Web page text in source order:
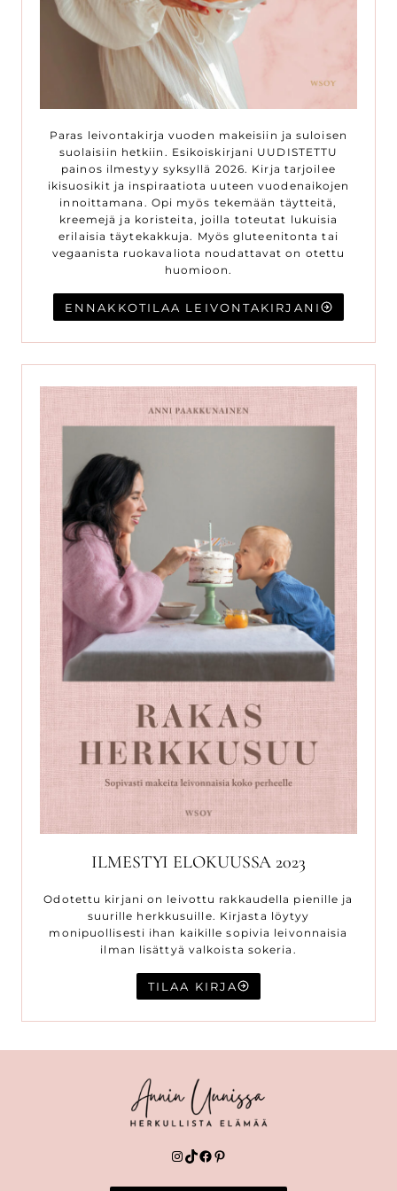
Paras leivontakirja vuoden makeisiin ja suloisen
suolaisiin hetkiin. Esikoiskirjani UUDISTETTU
painos ilmestyy syksyllä 2026. Kirja tarjoilee
ikisuosikit ja inspiraatiota uuteen vuodenaikojen
innoittamana. Opi myös tekemään täytteitä,
kreemejä ja koristeita, joilla toteutat lukuisia
erilaisia täytekakkuja. Myös gluteenitonta tai
vegaanista ruokavaliota noudattavat on otettu
huomioon.
ENNAKKOTILAA LEIVONTAKIRJANI
ILMESTYI ELOKUUSSA 2023
Odotettu kirjani on leivottu rakkaudella pienille ja
suurille herkkusuille. Kirjasta löytyy
monipuollisesti ihan kaikille sopivia leivonnaisia
ilman lisättyä valkoista sokeria.
TILAA KIRJA
Instagram
TikTok
Facebook
Pinterest